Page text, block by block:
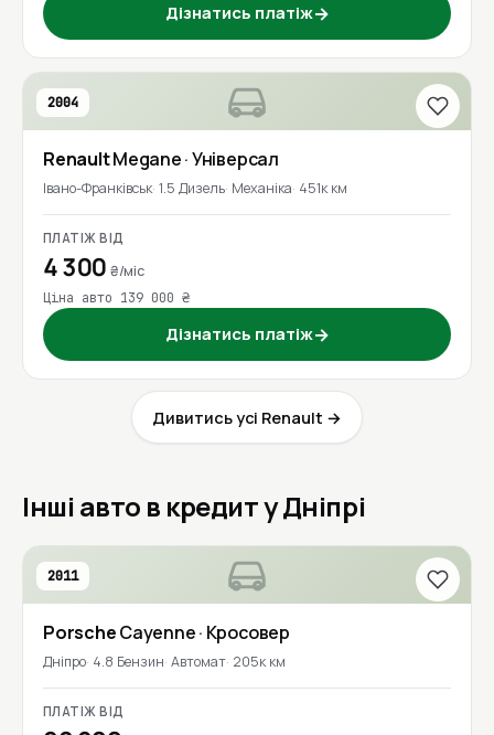
Дізнатись платіж→
2004
RenaultMegane· Універсал
Івано-Франківськ 1.5 Дизель Механіка 451к км
ПЛАТІЖ ВІД
4 300₴/міс
Ціна авто 139 000 ₴
Дізнатись платіж→
Дивитись усі Renault →
Інші авто в кредит у Дніпрі
2011
PorscheCayenne· Кросовер
Дніпро 4.8 Бензин Автомат 205к км
ПЛАТІЖ ВІД